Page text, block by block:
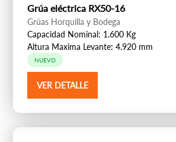
Grúa eléctrica RX50-16
Grúas Horquilla y Bodega
Capacidad Nominal: 1.600 Kg
Altura Maxima Levante: 4.920 mm
NUEVO
VER DETALLE